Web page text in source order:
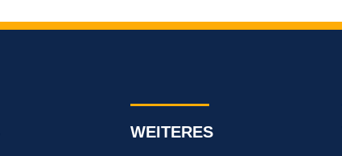
WEITERES